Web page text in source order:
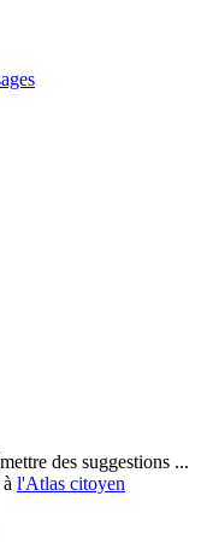
des suggestions ...
l'Atlas citoyen